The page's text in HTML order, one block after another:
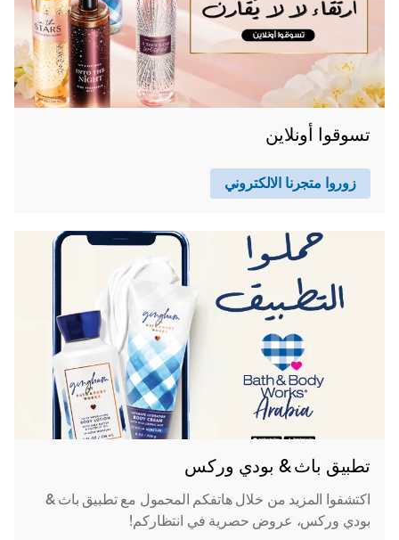
تسوقوا أونلاين
زوروا متجرنا الالكتروني
تطبيق باث & بودي وركس
اكتشفوا المزيد من خلال هاتفكم المحمول مع تطبيق باث &
بودي وركس، عروض حصرية في انتظاركم!